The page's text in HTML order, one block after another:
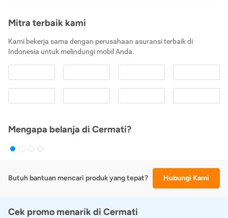
Mitra terbaik kami
Kami bekerja sama dengan perusahaan asuransi terbaik di
Indonesia untuk melindungi mobil Anda.
Mengapa belanja di Cermati?
Butuh bantuan mencari produk yang tepat? Hubungi Kami
Cek promo menarik di Cermati